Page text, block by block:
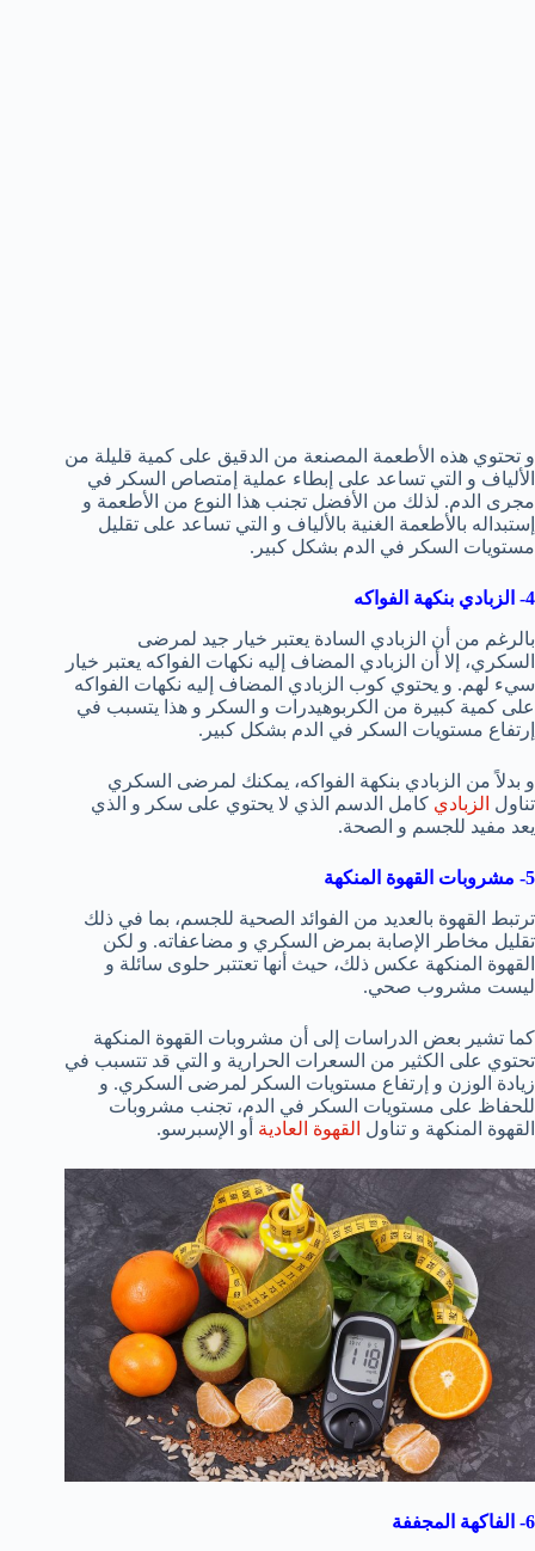
و تحتوي هذه الأطعمة المصنعة من الدقيق على كمية قليلة من
الألياف و التي تساعد على إبطاء عملية إمتصاص السكر في
مجرى الدم. لذلك من الأفضل تجنب هذا النوع من الأطعمة و
إستبداله بالأطعمة الغنية بالألياف و التي تساعد على تقليل
مستويات السكر في الدم بشكل كبير.
4- الزبادي بنكهة الفواكه
بالرغم من أن الزبادي السادة يعتبر خيار جيد لمرضى
السكري، إلا أن الزبادي المضاف إليه نكهات الفواكه يعتبر خيار
سيء لهم. و يحتوي كوب الزبادي المضاف إليه نكهات الفواكه
على كمية كبيرة من الكربوهيدرات و السكر و هذا يتسبب في
إرتفاع مستويات السكر في الدم بشكل كبير.
و بدلاً من الزبادي بنكهة الفواكه، يمكنك لمرضى السكري
تناول الزبادي كامل الدسم الذي لا يحتوي على سكر و الذي
يعد مفيد للجسم و الصحة.
5- مشروبات القهوة المنكهة
ترتبط القهوة بالعديد من الفوائد الصحية للجسم، بما في ذلك
تقليل مخاطر الإصابة بمرض السكري و مضاعفاته. و لكن
القهوة المنكهة عكس ذلك، حيث أنها تعتتبر حلوى سائلة و
ليست مشروب صحي.
كما تشير بعض الدراسات إلى أن مشروبات القهوة المنكهة
تحتوي على الكثير من السعرات الحرارية و التي قد تتسبب في
زيادة الوزن و إرتفاع مستويات السكر لمرضى السكري. و
للحفاظ على مستويات السكر في الدم، تجنب مشروبات
القهوة المنكهة و تناول القهوة العادية أو الإسبرسو.
6- الفاكهة المجففة